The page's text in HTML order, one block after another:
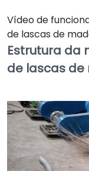
Vídeo de
de lascas de
Estrutura da
de lascas